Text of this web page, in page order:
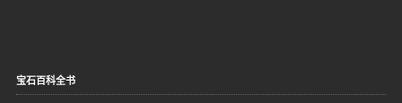
宝石百科全书